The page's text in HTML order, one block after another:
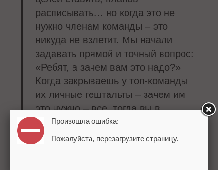
расписывать… но когда это не
нужно членам команды – это
никуда не взлетит. Мы начали
задавать прямой и точный вопрос:
«Ребят, а зачем вам это надо?»
Когда закрываешь у топ-команды
их личные гештальты – зачем им
это нужно – все, тогда вы в
синергии идете дальше.
Произошла ошибка:
Пожалуйста, перезагрузите страницу.